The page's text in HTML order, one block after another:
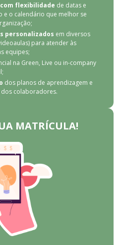
com flexibilidade de datas e
e o calendário que melhor se
personalizados em diversos
para atender às
equipes;
na Green, Live ou in-company
dos planos de aprendizagem e
colaboradores.
MATRÍCULA!